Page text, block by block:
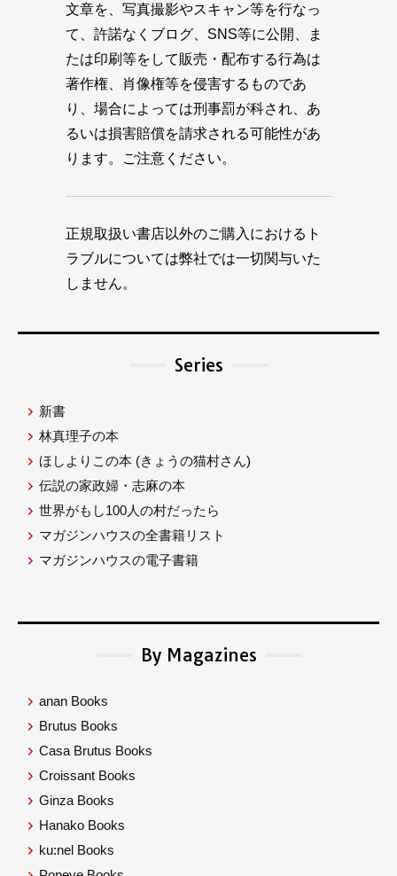
文章を、写真撮影やスキャン等を行なっ
て、許諾なくブログ、SNS等に公開、ま
たは印刷等をして販売・配布する行為は
著作権、肖像権等を侵害するものであ
り、場合によっては刑事罰が科され、あ
るいは損害賠償を請求される可能性があ
ります。ご注意ください。
正規取扱い書店以外のご購入におけるト
ラブルについては弊社では一切関与いた
しません。
Series
新書
林真理子の本
ほしよりこの本 (きょうの猫村さん)
伝説の家政婦・志麻の本
世界がもし100人の村だったら
マガジンハウスの全書籍リスト
マガジンハウスの電子書籍
By Magazines
anan Books
Brutus Books
Casa Brutus Books
Croissant Books
Ginza Books
Hanako Books
ku:nel Books